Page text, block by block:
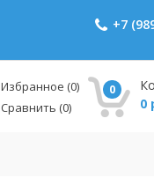
+7
Избранное (0)
Сравнить (0)
0
0